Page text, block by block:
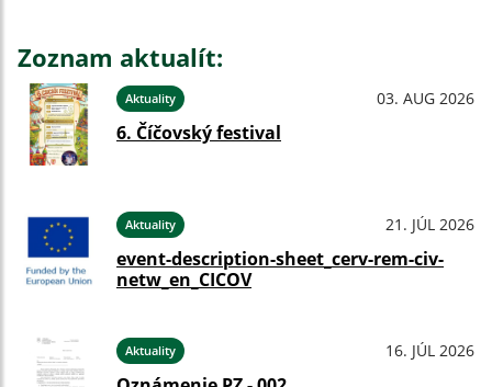
Zoznam aktualít:
Aktuality 03. AUG 2026
6. Číčovský festival
Aktuality 21. JÚL 2026
event-description-sheet_cerv-rem-civ-
netw_en_CICOV
Aktuality 16. JÚL 2026